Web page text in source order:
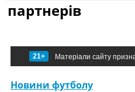
партнерів
21+ Матеріали сайту
Новини футболу